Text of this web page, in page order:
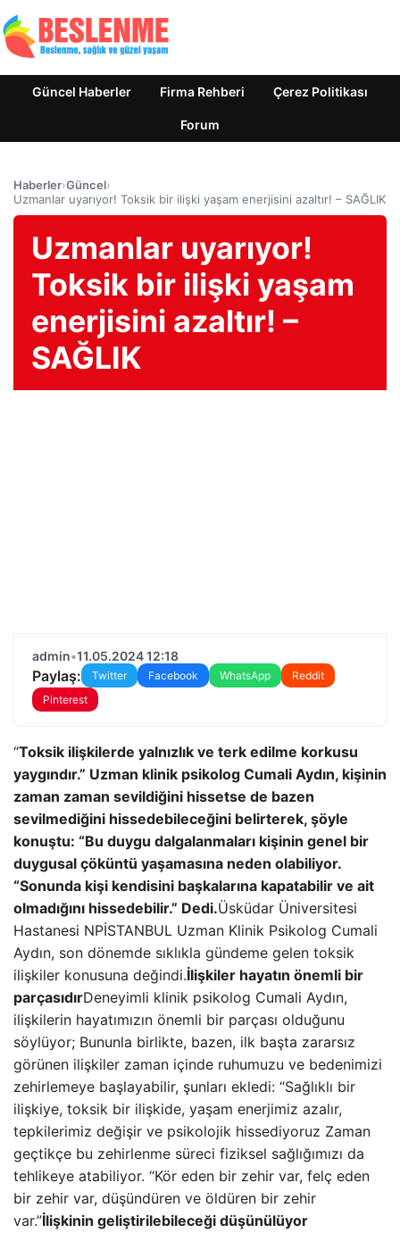
Güncel Haberler Firma Rehberi Çerez Politikası
Forum
Haberler›Güncel›
Uzmanlar uyarıyor! Toksik bir ilişki yaşam enerjisini azaltır! – SAĞLIK
Uzmanlar uyarıyor!
Toksik bir ilişki yaşam
enerjisini azaltır! –
SAĞLIK
admin•11.05.2024 12:18
Paylaş: Twitter Facebook WhatsApp
Reddit
Pinterest
“Toksik ilişkilerde yalnızlık ve terk edilme korkusu
yaygındır.” Uzman klinik psikolog Cumali Aydın, kişinin
zaman zaman sevildiğini hissetse de bazen
sevilmediğini hissedebileceğini belirterek, şöyle
konuştu: “Bu duygu dalgalanmaları kişinin genel bir
duygusal çöküntü yaşamasına neden olabiliyor.
“Sonunda kişi kendisini başkalarına kapatabilir ve ait
olmadığını hissedebilir.” Dedi.Üsküdar Üniversitesi
Hastanesi NPİSTANBUL Uzman Klinik Psikolog Cumali
Aydın, son dönemde sıklıkla gündeme gelen toksik
ilişkiler konusuna değindi.İlişkiler hayatın önemli bir
parçasıdırDeneyimli klinik psikolog Cumali Aydın,
ilişkilerin hayatımızın önemli bir parçası olduğunu
söylüyor; Bununla birlikte, bazen, ilk başta zararsız
görünen ilişkiler zaman içinde ruhumuzu ve bedenimizi
zehirlemeye başlayabilir, şunları ekledi: “Sağlıklı bir
ilişkiye, toksik bir ilişkide, yaşam enerjimiz azalır,
tepkilerimiz değişir ve psikolojik hissediyoruz Zaman
geçtikçe bu zehirlenme süreci fiziksel sağlığımızı da
tehlikeye atabiliyor. “Kör eden bir zehir var, felç eden
bir zehir var, düşündüren ve öldüren bir zehir
var.”İlişkinin geliştirilebileceği düşünülüyor